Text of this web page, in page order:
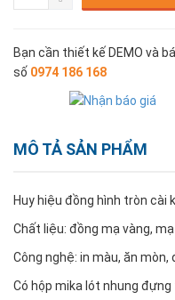
Bạn cần thiết kế DEMO và
số 0974 186 168
MÔ TẢ SẢN PHẨM
Huy hiệu đồng hình tròn cài
Chất liệu: đồng mạ vàng,
Công nghệ: in màu, ăn
Có hộp mika lót nhung